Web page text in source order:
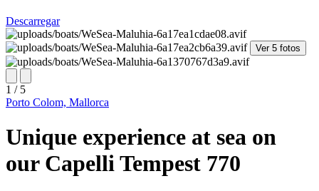
Descarregar
Ver 5 fotos
1 / 5
Porto Colom, Mallorca
Unique experience at sea on
our Capelli Tempest 770